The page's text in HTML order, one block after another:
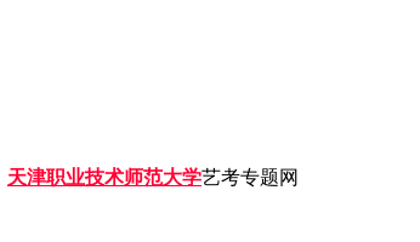
天津职业技术师范大学艺考专题网